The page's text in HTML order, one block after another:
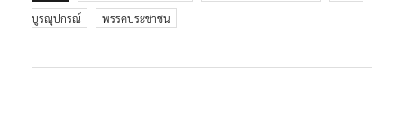
บูรณุปกรณ์
พรรคประชาชน